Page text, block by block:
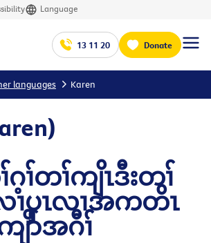
Language
13 11 20 Donate
languages Karen
ၢ်တၢ်ကျိၤဒီးတၢ်
ပှၤလၢအကတိၤ
ာ်အဂီၢ်